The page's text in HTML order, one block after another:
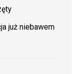
już niebawem